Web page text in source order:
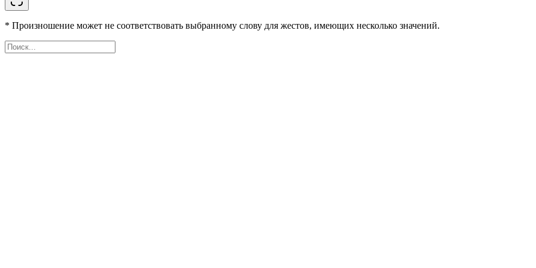
* Произношение может не соответствовать выбранному слову для жестов, имеющих несколько значений.